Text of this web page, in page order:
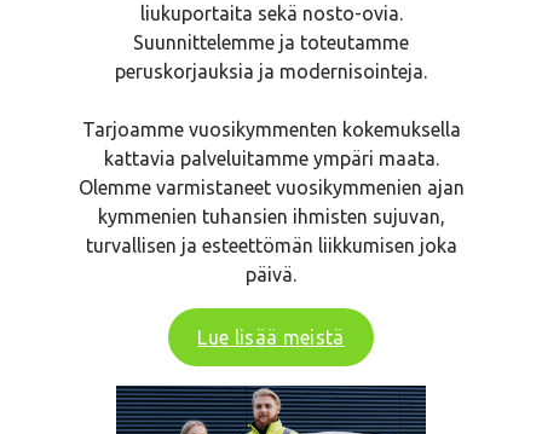
liukuportaita sekä nosto-ovia.
Suunnittelemme ja toteutamme
peruskorjauksia ja modernisointeja.
Tarjoamme vuosikymmenten kokemuksella
kattavia palveluitamme ympäri maata.
Olemme varmistaneet vuosikymmenien ajan
kymmenien tuhansien ihmisten sujuvan,
turvallisen ja esteettömän liikkumisen joka
päivä.
Lue lisää meistä